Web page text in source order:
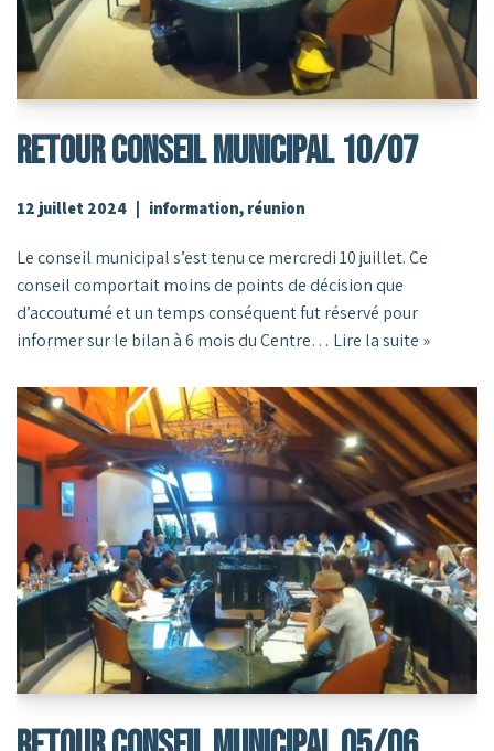
RETOUR CONSEIL MUNICIPAL 10/07
12 juillet 2024 information, réunion
Le conseil municipal s’est tenu ce mercredi 10 juillet. Ce
conseil comportait moins de points de décision que
d’accoutumé et un temps conséquent fut réservé pour
informer sur le bilan à 6 mois du Centre… Lire la suite »